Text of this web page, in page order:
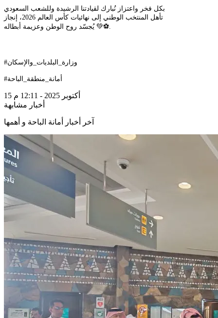
بكل فخر واعتزاز نُبارك لقيادتنا الرشيدة وللشعب السعودي
تأهل المنتخب الوطني إلى نهائيات كأس العالم 2026، إنجاز
يُجسّد روح الوطن وعزيمة أبطاله 💚⚽️.
#أمانة_منطقة_الباحة
15 أكتوبر 2025 - 12:11 م
أخبار مشابهة
آخر أخبار أمانة الباحة و أهمها